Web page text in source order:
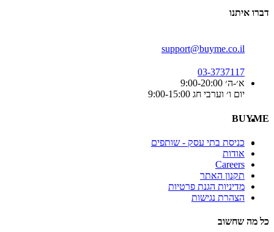
דברו איתנו
support@buyme.co.il
03-3737117
א׳-ה׳ 9:00-20:00
יום ו׳ וערבי חג 9:00-15:00
BUYME
כניסת בתי עסק - שותפים
אודות
Careers
תקנון האתר
מדיניות הגנת פרטיות
הצהרת נגישות
כל מה שחשוב